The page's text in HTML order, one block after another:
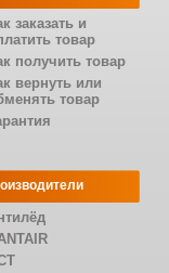
заказать и
товар
получить товар
вернуть или
товар